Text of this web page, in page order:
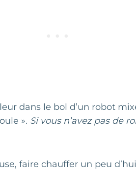
dans le bol d’un robot
». Si vous n’avez pas de
faire chauffer un peu